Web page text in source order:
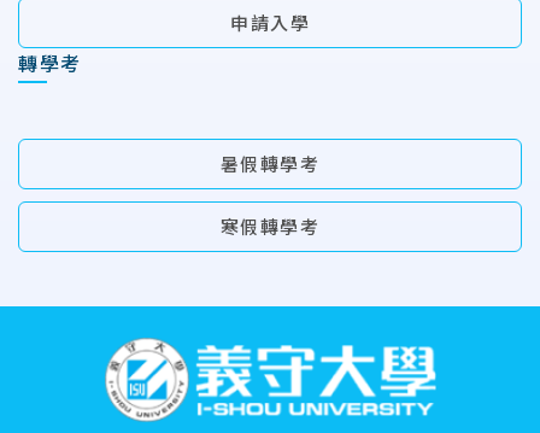
申請入學
轉學考
暑假轉學考
寒假轉學考